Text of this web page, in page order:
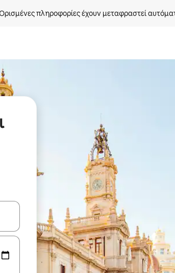
πληροφορίες έχουν μεταφραστεί
να πλοηγηθείτε στη σελίδα με τα κουμπιά